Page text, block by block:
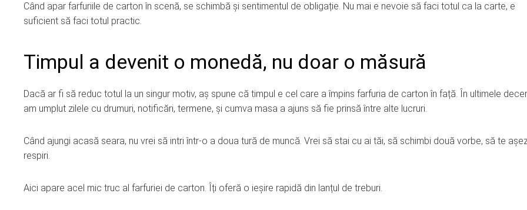
Când apar farfuriile de carton în scenă, se schimbă și sentimentul de obligație. Nu mai e nevoie să faci totul ca la carte, e
suficient să faci totul practic.
Timpul a devenit o monedă, nu doar o măsură
Dacă ar fi să reduc totul la un singur motiv, aș spune că timpul e cel care a împins farfuria de carton în față. În ultimele
am umplut zilele cu drumuri, notificări, termene, și cumva masa a ajuns să fie prinsă între alte lucruri.
Când ajungi acasă seara, nu vrei să intri într-o a doua tură de muncă. Vrei să stai cu ai tăi, să schimbi două vorbe, să te
respiri.
Aici apare acel mic truc al farfuriei de carton. Îți oferă o ieșire rapidă din lanțul de treburi.